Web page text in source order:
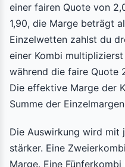
einer fairen Quote von
1,90, die Marge beträgt
Einzelwetten zahlst du
einer Kombi multiplizierst
während die faire Quote
Die effektive Marge der
Summe der
Die Auswirkung wird mit
stärker. Eine
Marge. Eine